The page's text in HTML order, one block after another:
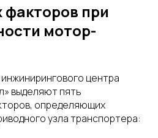
факторов при
мотор-
центра
выделяют пять
определяющих
узла транспортера: